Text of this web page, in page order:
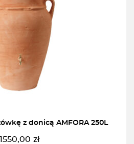
z donicą AMFORA 250L
1550,00 zł